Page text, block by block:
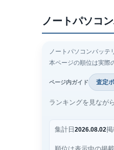
ノートパソコ
ノートパソコンバッテ
本ページの順位は実際
ページ内ガイド 査定
ランキングを見なが
集計日 2026.08.02掲